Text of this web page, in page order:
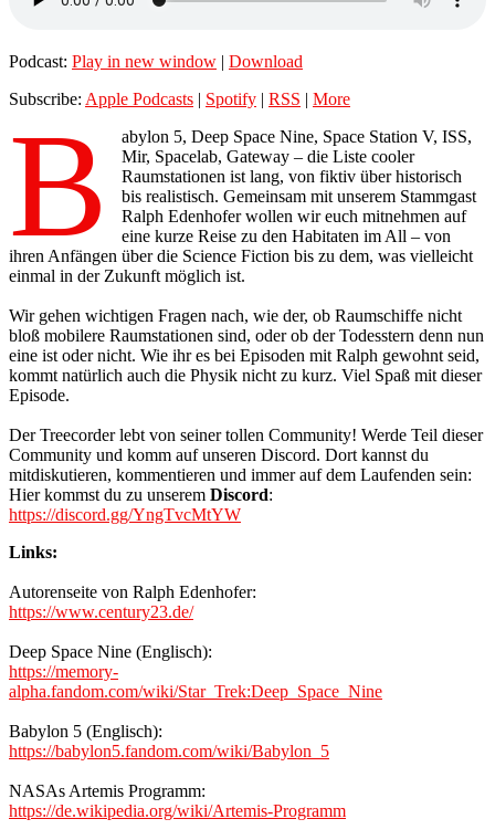
Podcast: Play in new window | Download
Subscribe: Apple Podcasts | Spotify | RSS | More
B
abylon 5, Deep Space Nine, Space Station V, ISS,
Mir, Spacelab, Gateway – die Liste cooler
Raumstationen ist lang, von fiktiv über historisch
bis realistisch. Gemeinsam mit unserem Stammgast
Ralph Edenhofer wollen wir euch mitnehmen auf
eine kurze Reise zu den Habitaten im All – von
ihren Anfängen über die Science Fiction bis zu dem, was vielleicht
einmal in der Zukunft möglich ist.
Wir gehen wichtigen Fragen nach, wie der, ob Raumschiffe nicht
bloß mobilere Raumstationen sind, oder ob der Todesstern denn nun
eine ist oder nicht. Wie ihr es bei Episoden mit Ralph gewohnt seid,
kommt natürlich auch die Physik nicht zu kurz. Viel Spaß mit dieser
Episode.
Der Treecorder lebt von seiner tollen Community! Werde Teil dieser
Community und komm auf unseren Discord. Dort kannst du
mitdiskutieren, kommentieren und immer auf dem Laufenden sein:
Hier kommst du zu unserem Discord:
https://discord.gg/YngTvcMtYW
Links:
Autorenseite von Ralph Edenhofer:
https://www.century23.de/
Deep Space Nine (Englisch):
https://memory-
alpha.fandom.com/wiki/Star_Trek:Deep_Space_Nine
Babylon 5 (Englisch):
https://babylon5.fandom.com/wiki/Babylon_5
NASAs Artemis Programm:
https://de.wikipedia.org/wiki/Artemis-Programm